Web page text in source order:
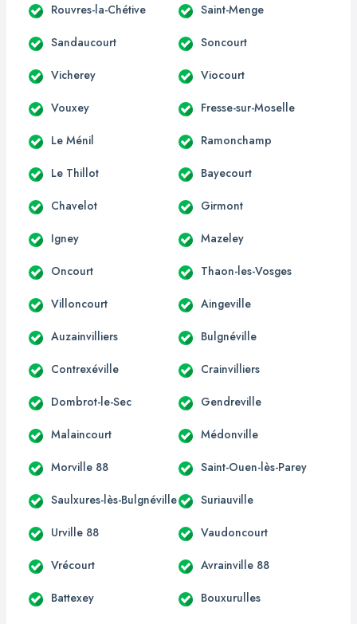
Rouvres-la-Chétive Saint-Menge
Sandaucourt Soncourt
Vicherey Viocourt
Vouxey Fresse-sur-Moselle
Le Ménil Ramonchamp
Le Thillot Bayecourt
Chavelot Girmont
Igney Mazeley
Oncourt Thaon-les-Vosges
Villoncourt Aingeville
Auzainvilliers Bulgnéville
Contrexéville Crainvilliers
Dombrot-le-Sec Gendreville
Malaincourt Médonville
Morville 88 Saint-Ouen-lès-Parey
Saulxures-lès-Bulgnéville Suriauville
Urville 88 Vaudoncourt
Vrécourt Avrainville 88
Battexey Bouxurulles